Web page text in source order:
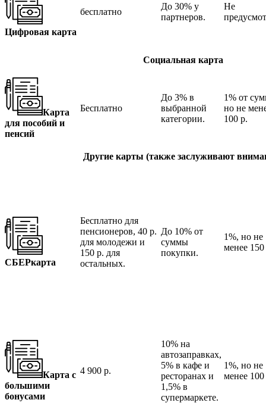
Цифровая карта
бесплатно
До 30% у
партнеров.
Не
Социальная карта
Карта
для пособий и
пенсий
Бесплатно
До 3% в
выбранной
категории.
1% от
но не
100 р.
Другие карты (также заслуживают
СБЕРкарта
Бесплатно для
пенсионеров, 40 р.
для молодежи и
150 р. для
остальных.
До 10% от
суммы
покупки.
1%, но не
менее 150
Карта с
большими
бонусами
4 900 р.
10% на
автозаправках,
5% в кафе и
ресторанах и
1,5% в
супермаркете.
1%, но не
менее 100